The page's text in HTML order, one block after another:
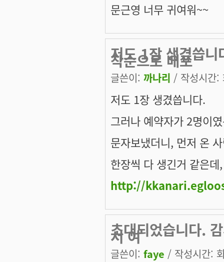
문근영 너무 귀여워~~
저도 1장 생겼씁
착순으로 배포
글쓴이: 까나리 / 작성시간
저도 1장 생겼씁니다.
그러나 예약자가 2명이
문자보냈더니, 먼저 온
한장씩 다 생긴거 같은
http://
초대되었습니다.
서 여
글쓴이: faye / 작성시간: